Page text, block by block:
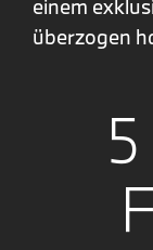
einem
überzogen